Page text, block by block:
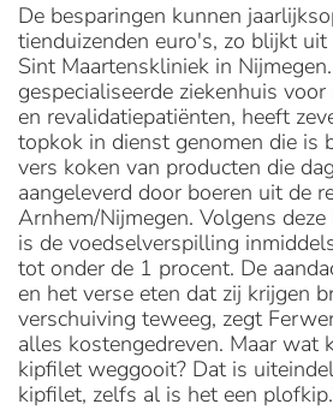
De besparingen kunnen
tienduizenden euro's, zo blijkt
Sint Maartenskliniek in
gespecialiseerde ziekenhuis
en revalidatiepatiënten, heeft
topkok in dienst genomen die is
vers koken van producten die
aangeleverd door boeren uit de
Arnhem/Nijmegen. Volgens
is de voedselverspilling
tot onder de 1 procent. De
en het verse eten dat zij krijgen
verschuiving teweeg, zegt
alles kostengedreven. Maar wat
kipfilet weggooit? Dat is
kipfilet, zelfs al is het een